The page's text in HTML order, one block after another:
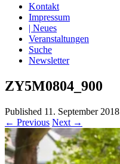
Kontakt
Impressum
| Neues
Veranstaltungen
Suche
Newsletter
ZY5M0804_900
Published 11. September 2018
← Previous Next →